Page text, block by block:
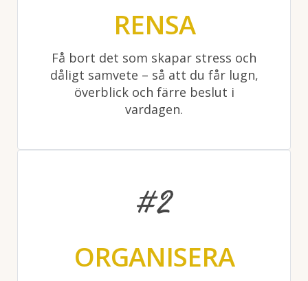
RENSA
Få bort det som skapar stress och
dåligt samvete – så att du får lugn,
överblick och färre beslut i
vardagen.
#2
ORGANISERA